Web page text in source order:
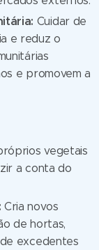
Cuidar de
e reduz o
e promovem a
vegetais
a conta do
Cria novos
de hortas,
excedentes